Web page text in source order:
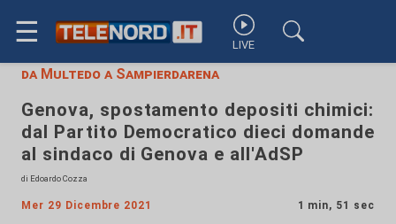
☰ LIVE
da Multedo a Sampierdarena
Genova, spostamento depositi chimici:
dal Partito Democratico dieci domande
al sindaco di Genova e all'AdSP
di Edoardo Cozza
Mer 29 Dicembre 2021 1 min, 51 sec